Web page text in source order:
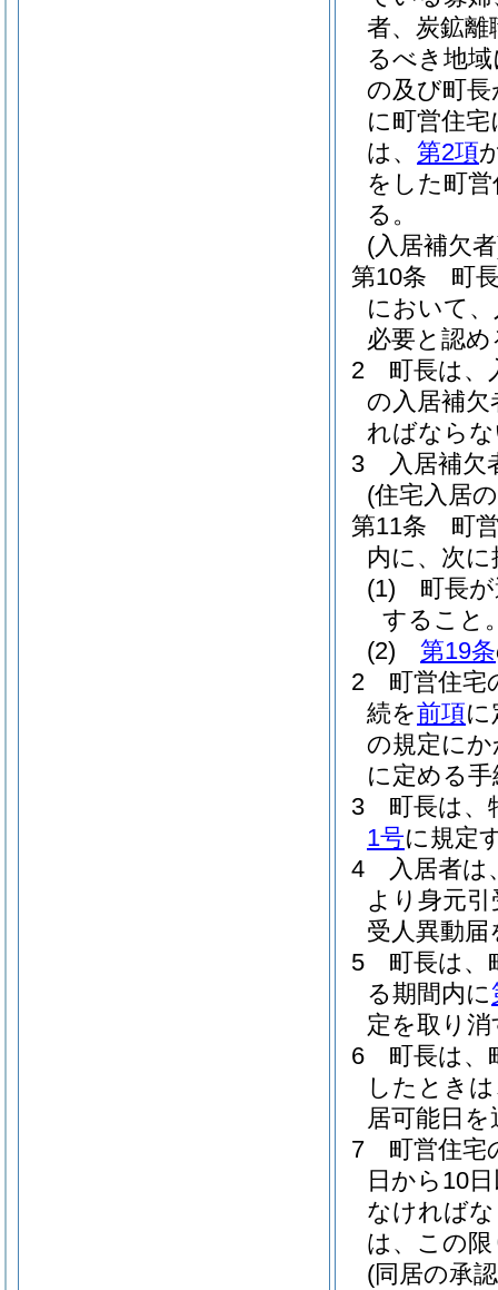
者、炭鉱離
るべき地
の及び町
に町営住
は、 第2項
をした町
る。
(入居補欠
第10条
町
において
必要と認
2
町長は、
の入居補
ればなら
3
入居補欠
(住宅入居
第11条
町
内に、次
(1)
町長
すること
(2)
第19条
2
町営住宅
続を前項
の規定に
に定める
3
町長は、
1号に規定
4
入居者は
より身元
受人異動
5
町長は、
る期間内に
定を取り
6
町長は、
したとき
居可能日
7
町営住宅
日から10
なければ
は、この
(同居の承